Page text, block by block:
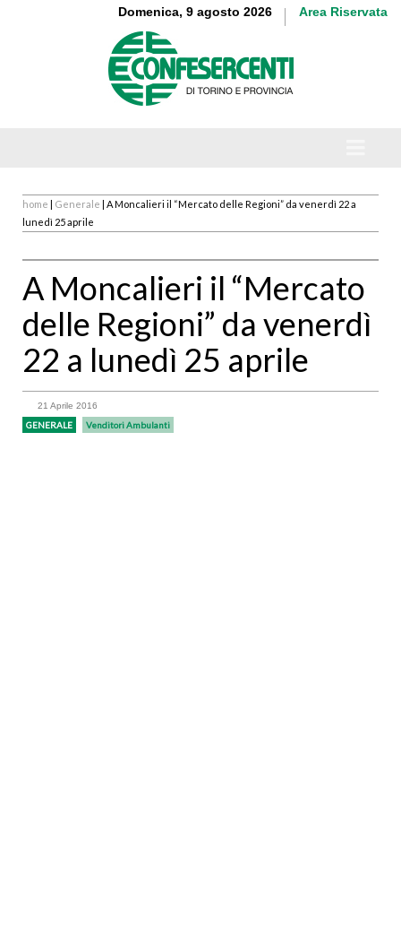
Domenica, 9 agosto 2026 Area Riservata
home | Generale | A Moncalieri il “Mercato delle Regioni” da venerdì 22 a
lunedì 25 aprile
A Moncalieri il “Mercato
delle Regioni” da venerdì
22 a lunedì 25 aprile
21 Aprile 2016
GENERALE Venditori Ambulanti